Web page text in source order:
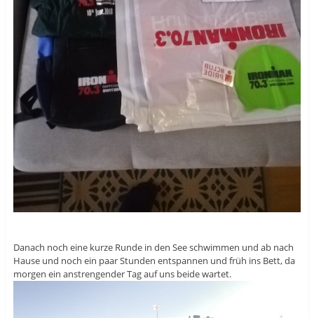
Danach noch eine kurze Runde in den See schwimmen und ab nach
Hause und noch ein paar Stunden entspannen und früh ins Bett, da
morgen ein anstrengender Tag auf uns beide wartet.